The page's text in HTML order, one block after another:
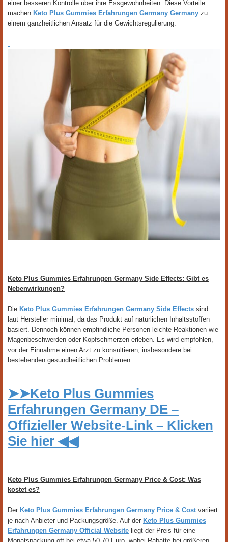
einer besseren Kontrolle über ihre Essgewohnheiten. Diese Vorteile
machen Keto Plus Gummies Erfahrungen Germany Germany zu
einem ganzheitlichen Ansatz für die Gewichtsregulierung.
Keto Plus Gummies Erfahrungen Germany Side Effects: Gibt es
Nebenwirkungen?
Die Keto Plus Gummies Erfahrungen Germany Side Effects sind
laut Hersteller minimal, da das Produkt auf natürlichen Inhaltsstoffen
basiert. Dennoch können empfindliche Personen leichte Reaktionen wie
Magenbeschwerden oder Kopfschmerzen erleben. Es wird empfohlen,
vor der Einnahme einen Arzt zu konsultieren, insbesondere bei
bestehenden gesundheitlichen Problemen.
➤➤Keto Plus Gummies
Erfahrungen Germany DE –
Offizieller Website-Link – Klicken
Sie hier ◀◀
Keto Plus Gummies Erfahrungen Germany Price & Cost: Was
kostet es?
Der Keto Plus Gummies Erfahrungen Germany Price & Costvariiert
je nach Anbieter und Packungsgröße. Auf der Keto Plus Gummies
Erfahrungen Germany Official Website liegt der Preis für eine